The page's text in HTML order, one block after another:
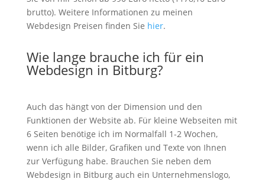
brutto). Weitere Informationen zu meinen
Webdesign Preisen finden Sie hier.
Wie lange brauche ich für ein
Webdesign in Bitburg?
Auch das hängt von der Dimension und den
Funktionen der Website ab. Für kleine Webseiten mit
6 Seiten benötige ich im Normalfall 1-2 Wochen,
wenn ich alle Bilder, Grafiken und Texte von Ihnen
zur Verfügung habe. Brauchen Sie neben dem
Webdesign in Bitburg auch ein Unternehmenslogo,